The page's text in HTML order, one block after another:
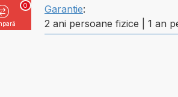
0 Garantie:
2 ani persoane fizice | 1 an